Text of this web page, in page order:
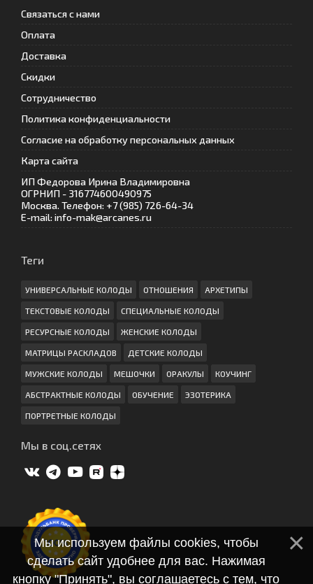
Связаться с нами
Оплата
Доставка
Скидки
Сотрудничество
Политика конфиденциальности
Согласие на обработку персональных данных
Карта сайта
ИП Федорова Ирина Владимировна
ОГРНИП - 316774600490975
Москва. Телефон: +7 (985) 726-64-34
E-mail: info-mak@arcanes.ru
Теги
УНИВЕРСАЛЬНЫЕ КОЛОДЫ ОТНОШЕНИЯ АРХЕТИПЫ
ТЕКСТОВЫЕ КОЛОДЫ СПЕЦИАЛЬНЫЕ КОЛОДЫ
РЕСУРСНЫЕ КОЛОДЫ ЖЕНСКИЕ КОЛОДЫ
МАТРИЦЫ РАСКЛАДОВ ДЕТСКИЕ КОЛОДЫ
МУЖСКИЕ КОЛОДЫ МЕШОЧКИ ОРАКУЛЫ КОУЧИНГ
АБСТРАКТНЫЕ КОЛОДЫ ОБУЧЕНИЕ ЭЗОТЕРИКА
ПОРТРЕТНЫЕ КОЛОДЫ
Мы в соц.сетях
Мы используем файлы cookies, чтобы
сделать сайт удобнее для вас. Нажимая
кнопку "Принять", вы соглашаетесь с тем, что